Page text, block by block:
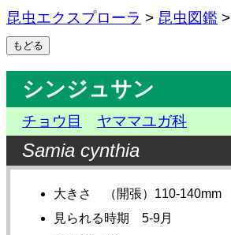
昆虫エクスプローラ > 昆虫図鑑 >
シンジュサン
チョウ目 ヤママユガ科
Samia cynthia
大きさ （開張）110-140mm
見られる時期 5-9月